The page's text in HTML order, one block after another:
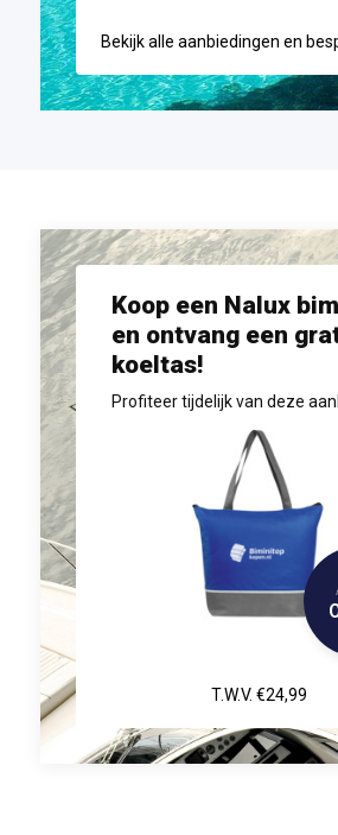
Koop een Nalux
en ontvang een
koeltas!
Profiteer tijdelijk van deze
T.W.V. €24,99
Bekijk alle aanbiedingen en